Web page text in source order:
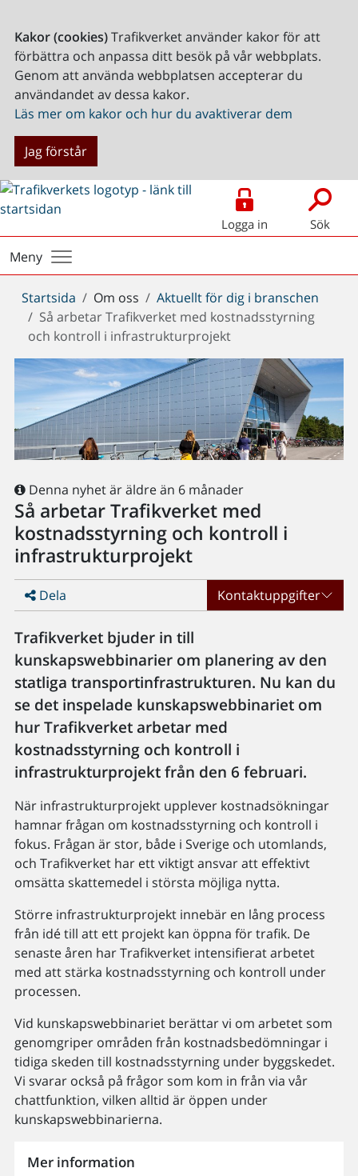
Kakor (cookies)Trafikverket använder kakor för att
förbättra och anpassa ditt besök på vår webbplats.
Genom att använda webbplatsen accepterar du
användandet av dessa kakor.
Läs mer om kakor och hur du avaktiverar dem
Jag förstår
Logga in Sök
Meny
Du
är
här:
Startsida Om oss
Aktuellt för dig i branschen
Så arbetar Trafikverket med kostnadsstyrning
och kontroll i infrastrukturprojekt
Denna nyhet är äldre än 6 månader
Så arbetar Trafikverket med
kostnadsstyrning och kontroll i
infrastrukturprojekt
Dela Kontaktuppgifter
Trafikverket bjuder in till
kunskapswebbinarier om planering av den
statliga transportinfrastrukturen. Nu kan du
se det inspelade kunskapswebbinariet om
hur Trafikverket arbetar med
kostnadsstyrning och kontroll i
infrastrukturprojekt från den 6 februari.
När infrastrukturprojekt upplever kostnadsökningar
hamnar frågan om kostnadsstyrning och kontroll i
fokus. Frågan är stor, både i Sverige och utomlands,
och Trafikverket har ett viktigt ansvar att effektivt
omsätta skattemedel i största möjliga nytta.
Större infrastrukturprojekt innebär en lång process
från idé till att ett projekt kan öppna för trafik. De
senaste åren har Trafikverket intensifierat arbetet
med att stärka kostnadsstyrning och kontroll under
processen.
Vid kunskapswebbinariet berättar vi om arbetet som
genomgriper områden från kostnadsbedömningar i
tidiga skeden till kostnadsstyrning under byggskedet.
Vi svarar också på frågor som kom in från via vår
chattfunktion, vilken alltid är öppen under
kunskapswebbinarierna.
Mer information